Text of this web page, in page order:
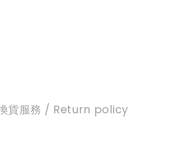
貨服務 / Return policy